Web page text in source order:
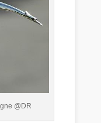
@DR